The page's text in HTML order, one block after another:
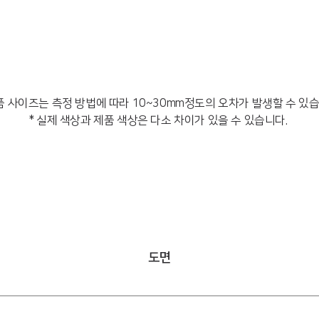
사이즈는 측정 방법에 따라 10~30mm정도의 오차가 발생할 수 있
* 실제 색상과 제품 색상은 다소 차이가 있을 수 있습니다.
도면